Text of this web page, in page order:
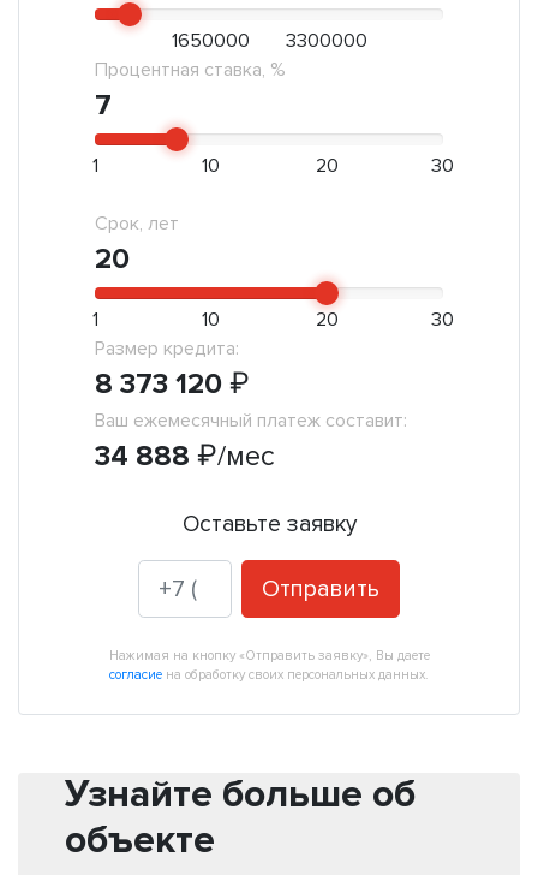
1650000
3300000
Процентная ставка, %
7
1 10 20 30
Срок, лет
20
1 10 20
30
Размер кредита:
8 373 120 ₽
Ваш ежемесячный платеж составит:
34 888 ₽/мес
Оставьте заявку
Отправить
Нажимая на кнопку «Отправить заявку», Вы даете
согласие на обработку своих персональных данных.
Узнайте больше об
объекте